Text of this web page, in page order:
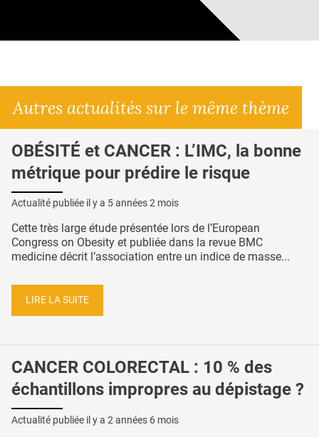
Autres actualités sur le même thème
OBÉSITÉ et CANCER : L’IMC, la bonne
métrique pour prédire le risque
Actualité publiée il y a 5 années 2 mois
Cette très large étude présentée lors de l’European
Congress on Obesity et publiée dans la revue BMC
medicine décrit l’association entre un indice de masse...
LIRE LA SUITE
CANCER COLORECTAL : 10 % des
échantillons impropres au dépistage ?
Actualité publiée il y a 2 années 6 mois